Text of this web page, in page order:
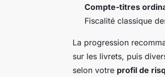
Compte-titres
Fiscalité classique
La progression
sur les livrets, puis
selon votre profil de